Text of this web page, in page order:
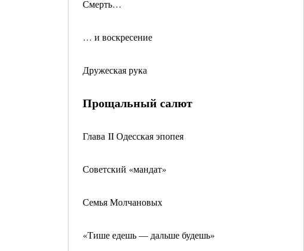
Смерть…
… и воскресение
Дружеская рука
Прощальный салют
Глава II Одесская эпопея
Советский «мандат»
Семья Молчановых
«Тише едешь — дальше будешь»